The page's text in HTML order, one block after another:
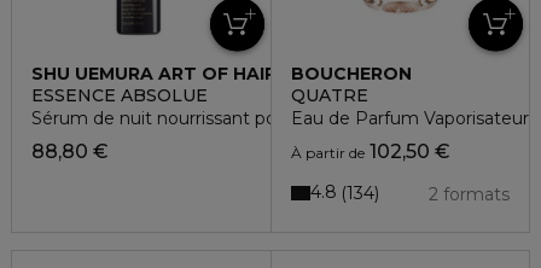
SHU UEMURA ART OF HAIR
ESSENCE ABSOLUE
Sérum de nuit nourrissant pour cheveux
88,80 €
BOUCHERON
QUATRE
Eau de Parfum Vaporisateur
À partir de102,50 €
2 formats
4.8 134